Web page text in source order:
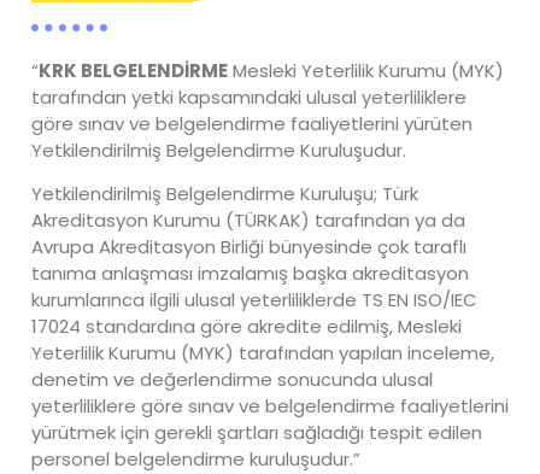
“KRK BELGELENDİRMEMesleki Yeterlilik Kurumu (MYK)
tarafından yetki kapsamındaki ulusal yeterliliklere
göre sınav ve belgelendirme faaliyetlerini yürüten
Yetkilendirilmiş Belgelendirme Kuruluşudur.
Yetkilendirilmiş Belgelendirme Kuruluşu; Türk
Akreditasyon Kurumu (TÜRKAK) tarafından ya da
Avrupa Akreditasyon Birliği bünyesinde çok taraflı
tanıma anlaşması imzalamış başka akreditasyon
kurumlarınca ilgili ulusal yeterliliklerde TS EN ISO/IEC
17024 standardına göre akredite edilmiş, Mesleki
Yeterlilik Kurumu (MYK) tarafından yapılan inceleme,
denetim ve değerlendirme sonucunda ulusal
yeterliliklere göre sınav ve belgelendirme faaliyetlerini
yürütmek için gerekli şartları sağladığı tespit edilen
personel belgelendirme kuruluşudur.”